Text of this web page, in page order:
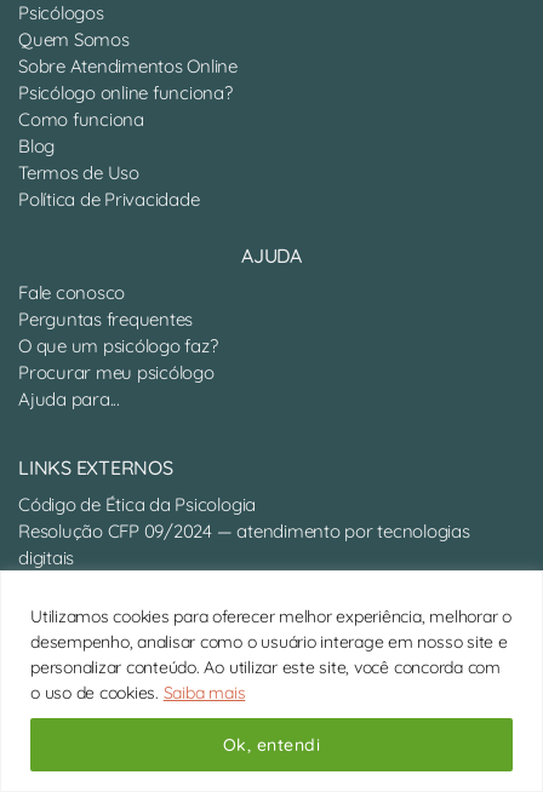
Utilizamos cookies para oferecer melhor experiência, melhorar o
desempenho, analisar como o usuário interage em nosso site e
personalizar conteúdo. Ao utilizar este site, você concorda com
o uso de cookies. Saiba mais
Ok, entendi
Psicólogos
Quem Somos
Sobre Atendimentos Online
Psicólogo online funciona?
Como funciona
Blog
Termos de Uso
Política de Privacidade
AJUDA
Fale conosco
Perguntas frequentes
O que um psicólogo faz?
Procurar meu psicólogo
Ajuda para...
LINKS EXTERNOS
Código de Ética da Psicologia
Resolução CFP 09/2024 — atendimento por tecnologias
digitais
Site do Conselho Federal de Psicologia
PARA PSICÓLOGOS
Sou Psicólogo
Termos de Uso